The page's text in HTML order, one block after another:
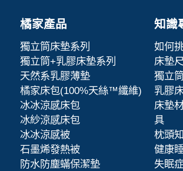
橘家產品
獨立筒床墊系列
獨立筒+乳膠床墊系列
天然系乳膠薄墊
橘家床包(100%天絲™纖維)
冰冰涼感床包
冰紗涼感床包
冰冰涼感被
石墨烯發熱被
防水防塵蟎保潔墊
知識
如何
床墊
獨立
乳膠
床墊
具
枕頭
健康
失眠